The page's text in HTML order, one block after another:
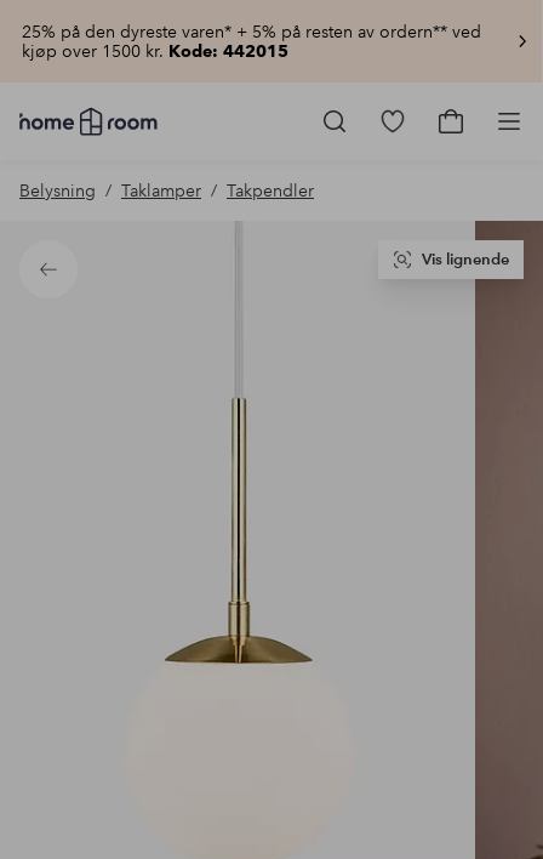
25% på den dyreste varen* + 5% på resten av ordern** ved
kjøp over 1500 kr. Kode: 442015
Homeroom
–
hjemmet
pris
Gå
Gå
Belysning Taklamper Takpendler
Tilbake
Vis lignende